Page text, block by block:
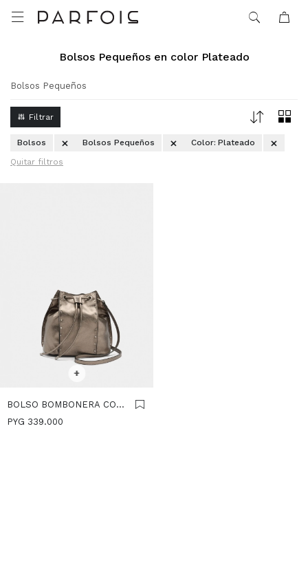

Bolsos Pequeños en color Plateado
Bolsos Pequeños
Bolsos Bolsos Pequeños Color: Plateado
Quitar filtros
SELECCIONAR TALLE
+
BOLSO BOMBONERA CON
TACHUELAS - PLATEADO
PYG 339.000